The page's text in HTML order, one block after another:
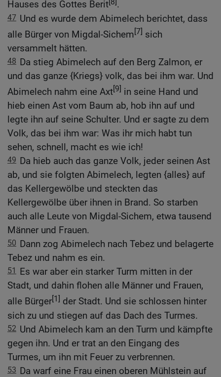
Hauses des Gottes Berit .
47 Und es wurde dem Abimelech berichtet, dass
alle Bürger von Migdal-Sichem[7] sich
versammelt hätten.
48 Da stieg Abimelech auf den Berg Zalmon, er
und das ganze {Kriegs} volk, das bei ihm war. Und
Abimelech nahm eine Axt[9] in seine Hand und
hieb einen Ast vom Baum ab, hob ihn auf und
legte ihn auf seine Schulter. Und er sagte zu dem
Volk, das bei ihm war: Was ihr mich habt tun
sehen, schnell, macht es wie ich!
49 Da hieb auch das ganze Volk, jeder seinen Ast
ab, und sie folgten Abimelech, legten {alles} auf
das Kellergewölbe und steckten das
Kellergewölbe über ihnen in Brand. So starben
auch alle Leute von Migdal-Sichem, etwa tausend
Männer und Frauen.
50 Dann zog Abimelech nach Tebez und belagerte
Tebez und nahm es ein.
51
Es war aber ein starker Turm mitten in der
Stadt, und dahin flohen alle Männer und Frauen,
alle Bürger[1] der Stadt. Und sie schlossen hinter
sich zu und stiegen auf das Dach des Turmes.
52 Und Abimelech kam an den Turm und kämpfte
gegen ihn. Und er trat an den Eingang des
Turmes, um ihn mit Feuer zu verbrennen.
53 Da warf eine Frau einen oberen Mühlstein auf